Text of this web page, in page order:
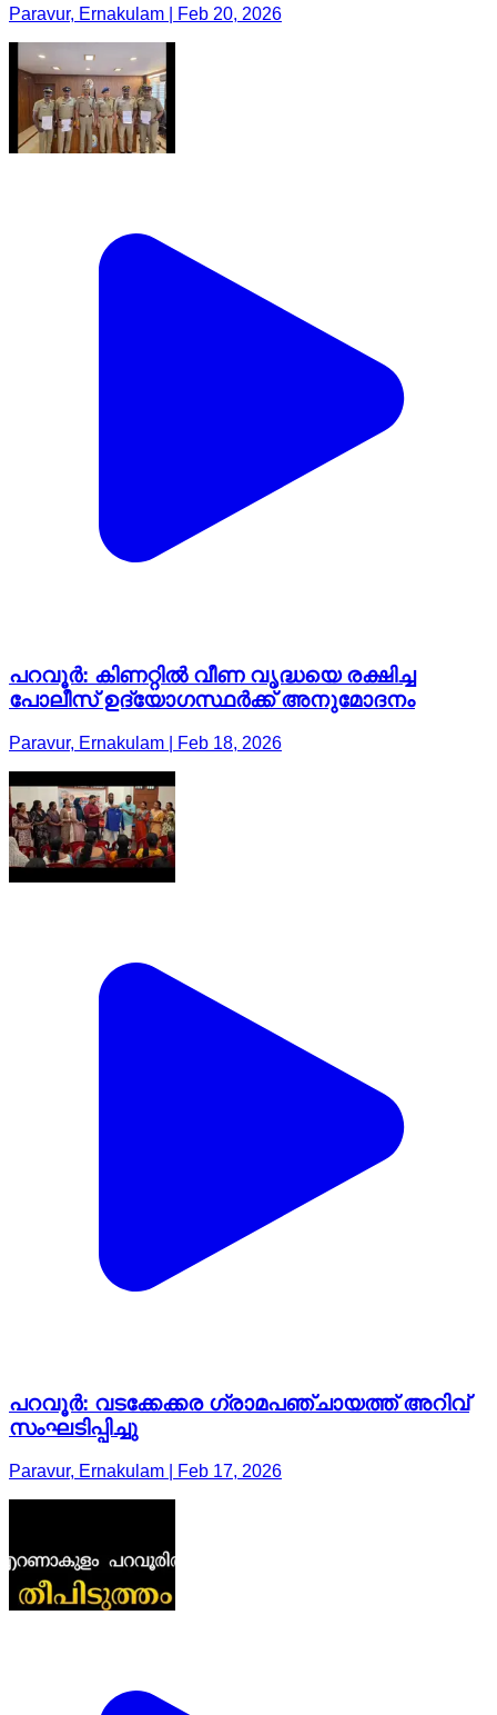
Paravur, Ernakulam | Feb 20, 2026
പറവൂർ: കിണറ്റിൽ വീണ വൃദ്ധയെ രക്ഷിച്ച
പോലീസ് ഉദ്യോഗസ്ഥർക്ക് അനുമോദനം
Paravur, Ernakulam | Feb 18, 2026
പറവൂർ: വടക്കേക്കര ഗ്രാമപഞ്ചായത്ത് അറിവ്
സംഘടിപ്പിച്ചു
Paravur, Ernakulam | Feb 17, 2026